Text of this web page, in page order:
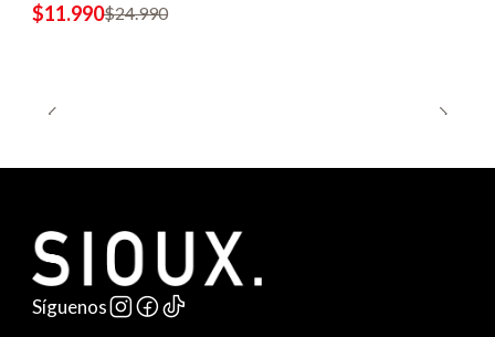
$11.990$24.990
Síguenos